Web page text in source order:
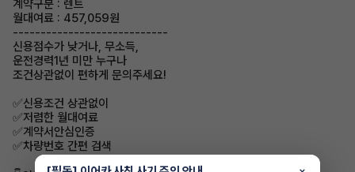
계약구분 : 렌트
월대여료 : 457,059원
----------------------------
신용점수가 낮거나, 무소득,
운전경력1년 미만 누구나
조건상관없이 편하게 문의주세요!
✅신용조건 상관없이
✅저렴한 월대여료
✅계약서안심인증
✅차량번호 간편 검색